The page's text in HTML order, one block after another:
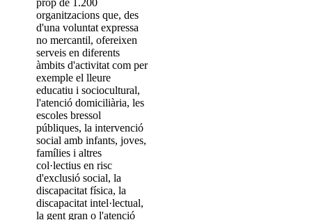
prop de 1.200
organitzacions que, des
d'una voluntat expressa
no mercantil, ofereixen
serveis en diferents
àmbits d'activitat com per
exemple el lleure
educatiu i sociocultural,
l'atenció domiciliària, les
escoles bressol
públiques, la intervenció
social amb infants, joves,
famílies i altres
col·lectius en risc
d'exclusió social, la
discapacitat física, la
discapacitat intel·lectual,
la gent gran o l'atenció